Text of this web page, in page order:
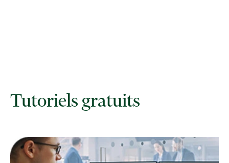
Tutoriels gratuits